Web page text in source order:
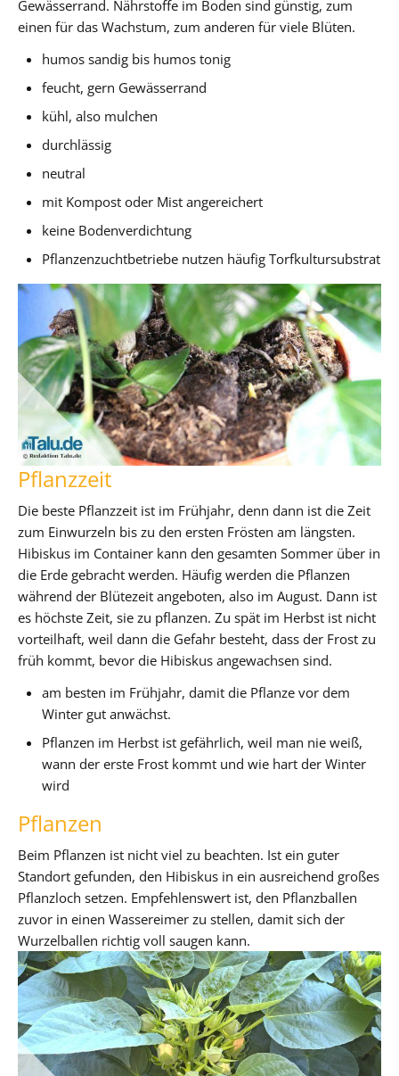
Gewässerrand. Nährstoffe im Boden sind günstig, zum
einen für das Wachstum, zum anderen für viele Blüten.
humos sandig bis humos tonig
feucht, gern Gewässerrand
kühl, also mulchen
durchlässig
neutral
mit Kompost oder Mist angereichert
keine Bodenverdichtung
Pflanzenzuchtbetriebe nutzen häufig Torfkultursubstrat
Pflanzzeit
Die beste Pflanzzeit ist im Frühjahr, denn dann ist die Zeit
zum Einwurzeln bis zu den ersten Frösten am längsten.
Hibiskus im Container kann den gesamten Sommer über in
die Erde gebracht werden. Häufig werden die Pflanzen
während der Blütezeit angeboten, also im August. Dann ist
es höchste Zeit, sie zu pflanzen. Zu spät im Herbst ist nicht
vorteilhaft, weil dann die Gefahr besteht, dass der Frost zu
früh kommt, bevor die Hibiskus angewachsen sind.
am besten im Frühjahr, damit die Pflanze vor dem
Winter gut anwächst.
Pflanzen im Herbst ist gefährlich, weil man nie weiß,
wann der erste Frost kommt und wie hart der Winter
wird
Pflanzen
Beim Pflanzen ist nicht viel zu beachten. Ist ein guter
Standort gefunden, den Hibiskus in ein ausreichend großes
Pflanzloch setzen. Empfehlenswert ist, den Pflanzballen
zuvor in einen Wassereimer zu stellen, damit sich der
Wurzelballen richtig voll saugen kann.